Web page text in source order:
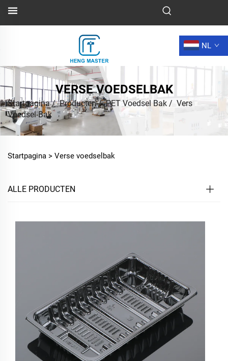
NL
VERSE VOEDSELBAK
Startpagina/Producten/PET Voedsel Bak / Vers
Voedsel Bak
Startpagina > Verse voedselbak
ALLE PRODUCTEN